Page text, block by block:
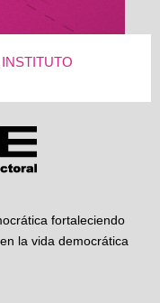
fortaleciendo
la vida democrática